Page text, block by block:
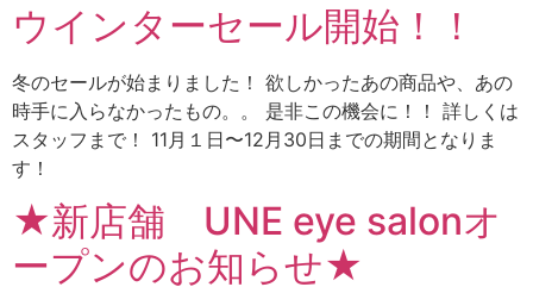
ウインターセール開始！！
冬のセールが始まりました！ 欲しかったあの商品や、あの
時手に入らなかったもの。。 是非この機会に！！ 詳しくは
スタッフまで！ 11月１日〜12月30日までの期間となりま
す！
★新店舗 UNE eye salonオ
ープンのお知らせ★